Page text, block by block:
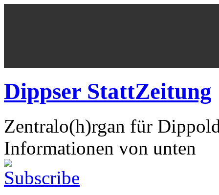
Dippser StattZeitung
Zentralo(h)rgan für
Informationen von unten